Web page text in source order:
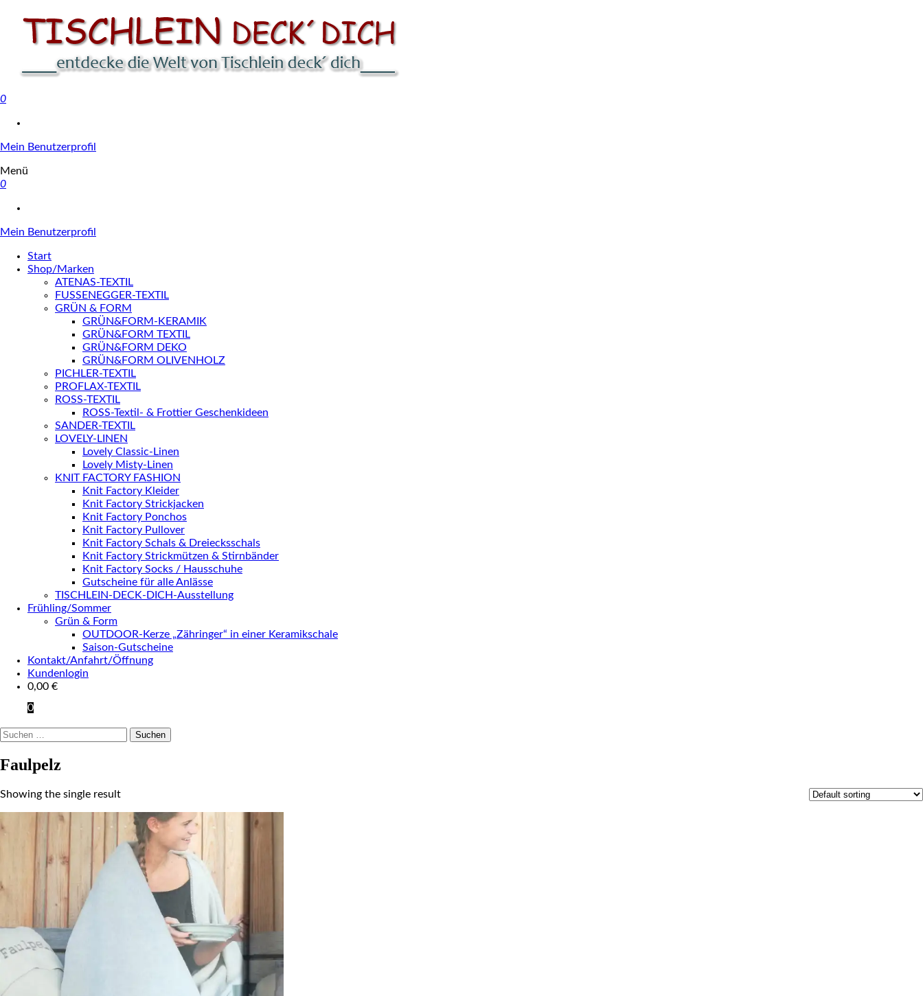
0
Mein Benutzerprofil
Menü
0
Mein Benutzerprofil
Start
Shop/Marken
ATENAS-TEXTIL
FUSSENEGGER-TEXTIL
GRÜN & FORM
GRÜN&FORM-KERAMIK
GRÜN&FORM TEXTIL
GRÜN&FORM DEKO
GRÜN&FORM OLIVENHOLZ
PICHLER-TEXTIL
PROFLAX-TEXTIL
ROSS-TEXTIL
ROSS-Textil- & Frottier Geschenkideen
SANDER-TEXTIL
LOVELY-LINEN
Lovely Classic-Linen
Lovely Misty-Linen
KNIT FACTORY FASHION
Knit Factory Kleider
Knit Factory Strickjacken
Knit Factory Ponchos
Knit Factory Pullover
Knit Factory Schals & Dreiecksschals
Knit Factory Strickmützen & Stirnbänder
Knit Factory Socks / Hausschuhe
Gutscheine für alle Anlässe
TISCHLEIN-DECK-DICH-Ausstellung
Frühling/Sommer
Grün & Form
OUTDOOR-Kerze „Zähringer“ in einer Keramikschale
Saison-Gutscheine
Kontakt/Anfahrt/Öffnung
Kundenlogin
0,00 €
0
Suchen
Faulpelz
Showing the single result